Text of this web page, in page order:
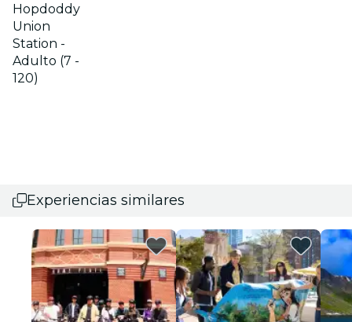
Hopdoddy
Union
Station -
Adulto (7 -
120)
Experiencias similares